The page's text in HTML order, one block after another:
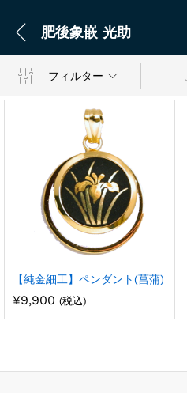
肥後象嵌 光助
フィルター
【純金細工】ペンダント(菖蒲)
¥9,900 (税込)